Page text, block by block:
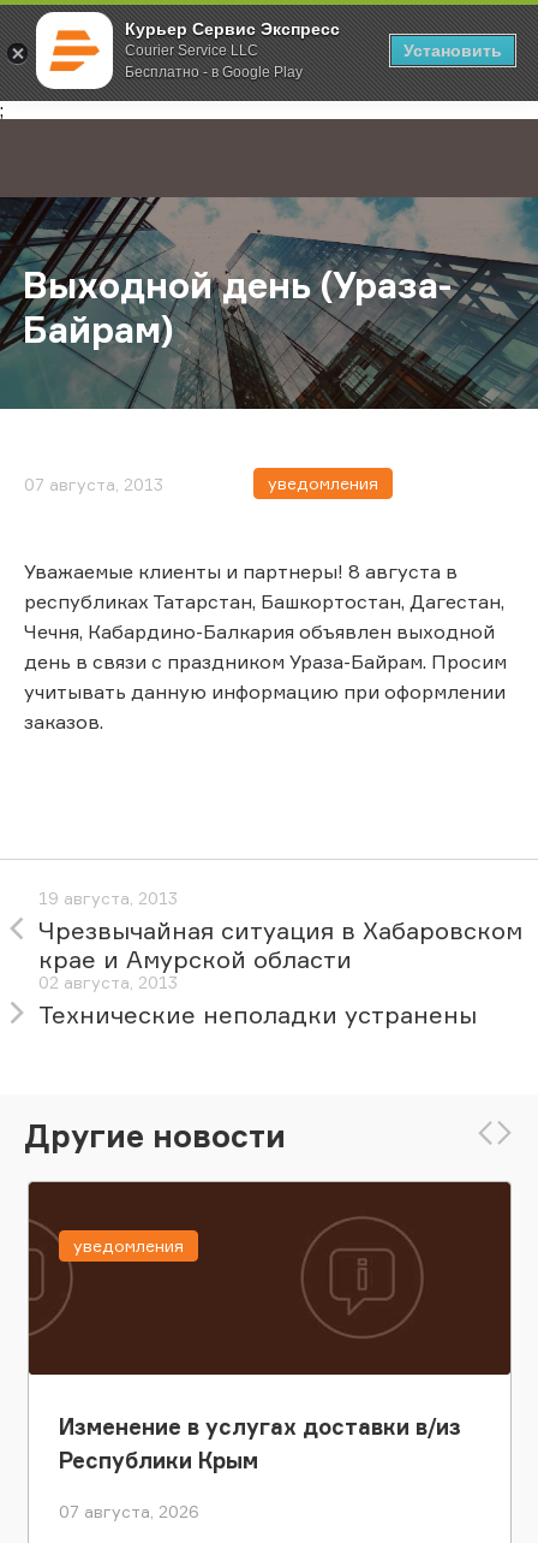
Курьер Сервис Экспресс
Courier Service LLC
Бесплатно - в Google Play
Установить
;
Главная О компании Новости Выходной день (Ураза-Байрам)
Выходной день (Ураза-
Байрам)
07 августа, 2013 уведомления
Уважаемые клиенты и партнеры! 8 августа в
республиках Татарстан, Башкортостан, Дагестан,
Чечня, Кабардино-Балкария объявлен выходной
день в связи с праздником Ураза-Байрам. Просим
учитывать данную информацию при оформлении
заказов.
19 августа, 2013
Чрезвычайная ситуация в Хабаровском
крае и Амурской области
02 августа, 2013
Технические неполадки устранены
Другие новости
Изменение в услугах доставки в/из
Республики Крым
07 августа, 2026
уведомления